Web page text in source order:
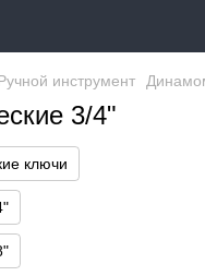
инструмент
3/4"
ключи